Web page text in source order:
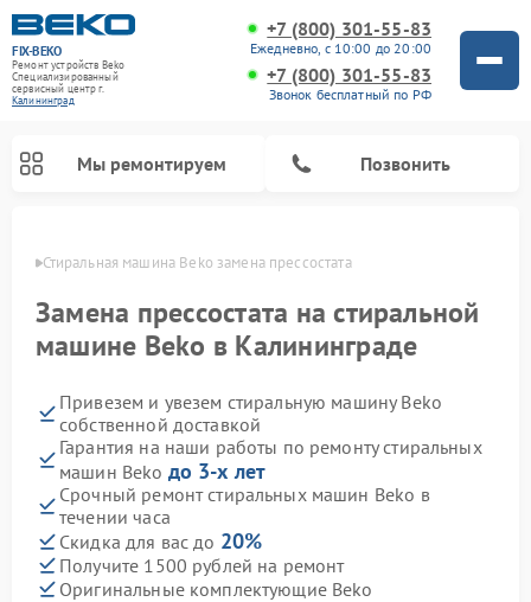
FIX-BEKO
Ремонт устройств Beko
Специализированный
cервисный центр г.
Калининград
+7 (800) 301-55-83
Ежедневно, с 10:00 до 20:00
+7 (800) 301-55-83
Звонок бесплатный по РФ
Мы ремонтируем Позвонить
Стиральная машина Beko замена прессостата
Замена прессостата на стиральной
машине Beko в Калининграде
Привезем и увезем стиральную машину Beko
собственной доставкой
Гарантия на наши работы по ремонту стиральных
машин Beko до 3-х лет
Срочный ремонт стиральных машин Beko в
течении часа
Скидка для вас до 20%
Получите 1500 рублей на ремонт
Оригинальные комплектующие Beko